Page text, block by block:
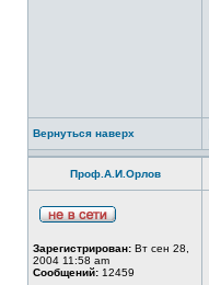
Вернуться наверх
Проф.А.И.Орлов
Зарегистрирован: Вт сен 28,
2004 11:58 am
Сообщений: 12459